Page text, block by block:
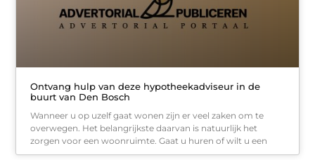
Ontvang hulp van deze hypotheekadviseur in de
buurt van Den Bosch
Wanneer u op uzelf gaat wonen zijn er veel zaken om te
overwegen. Het belangrijkste daarvan is natuurlijk het
zorgen voor een woonruimte. Gaat u huren of wilt u een